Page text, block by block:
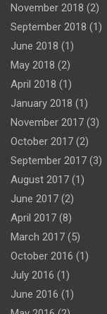
November 2018 (2)
September 2018 (1)
June 2018 (1)
May 2018 (2)
April 2018 (1)
January 2018 (1)
November 2017 (3)
October 2017 (2)
September 2017 (3)
August 2017 (1)
June 2017 (2)
April 2017 (8)
March 2017 (5)
October 2016 (1)
July 2016 (1)
June 2016 (1)